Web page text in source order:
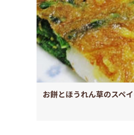
お餅とほうれん草のスペ